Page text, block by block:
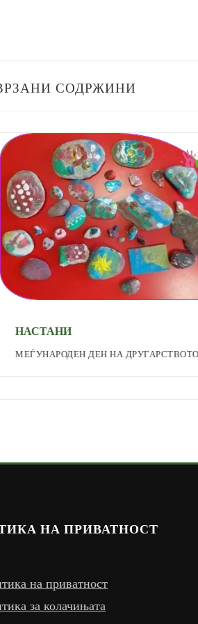
СОДРЖИНИ
ДЕН НА ДРУГАРСТВОТО
НА ПРИВАТНОСТ
на приватност
за колачињата